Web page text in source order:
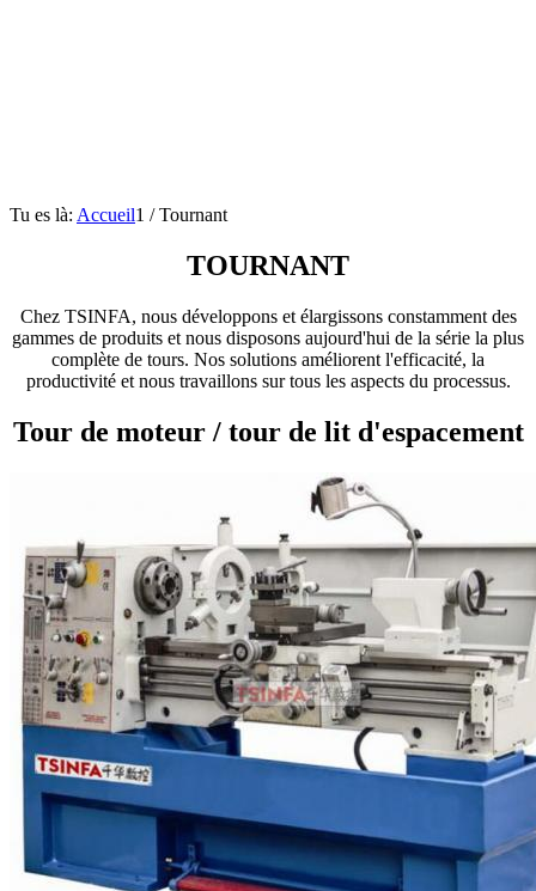
Tu es là: Accueil1 / Tournant
TOURNANT
Chez TSINFA, nous développons et élargissons constamment des
gammes de produits et nous disposons aujourd'hui de la série la plus
complète de tours. Nos solutions améliorent l'efficacité, la
productivité et nous travaillons sur tous les aspects du processus.
Tour de moteur / tour de lit d'espacement